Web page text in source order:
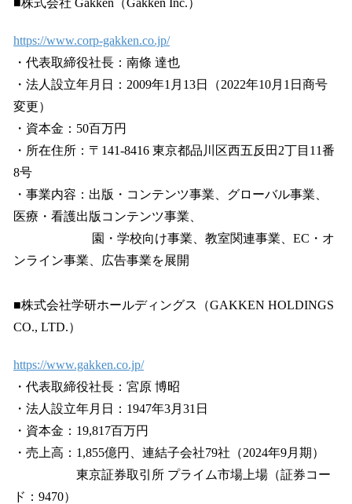
■株式会社 Gakken（Gakken Inc.）
https://www.corp-gakken.co.jp/
・代表取締役社長：南條 達也
・法人設立年月日：2009年1月13日（2022年10月1日商号
変更）
・資本金：50百万円
・所在住所：〒141-8416 東京都品川区西五反田2丁目11番
8号
・事業内容：出版・コンテンツ事業、グローバル事業、
医療・看護出版コンテンツ事業、
園・学校向け事業、教室関連事業、EC・オ
ンライン事業、広告事業を展開
■株式会社学研ホールディングス（GAKKEN HOLDINGS
CO., LTD.）
https://www.gakken.co.jp/
・代表取締役社長：宮原 博昭
・法人設立年月日：1947年3月31日
・資本金：19,817百万円
・売上高：1,855億円、連結子会社79社（2024年9月期）
東京証券取引所 プライム市場上場（証券コー
ド：9470）